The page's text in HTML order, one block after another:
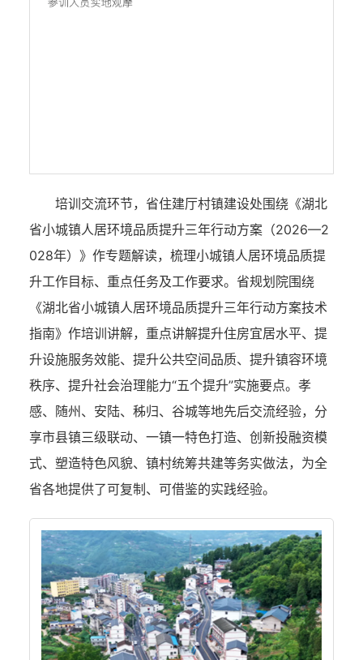
1/5
培训交流环节，省住建厅村镇建设处围绕《湖北
省小城镇人居环境品质提升三年行动方案（2026—2
028年）》作专题解读，梳理小城镇人居环境品质提
升工作目标、重点任务及工作要求。省规划院围绕
《湖北省小城镇人居环境品质提升三年行动方案技术
指南》作培训讲解，重点讲解提升住房宜居水平、提
升设施服务效能、提升公共空间品质、提升镇容环境
秩序、提升社会治理能力“五个提升”实施要点。孝
感、随州、安陆、秭归、谷城等地先后交流经验，分
享市县镇三级联动、一镇一特色打造、创新投融资模
式、塑造特色风貌、镇村统筹共建等务实做法，为全
省各地提供了可复制、可借鉴的实践经验。